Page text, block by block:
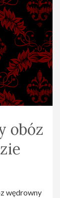
obóz
wędrowny